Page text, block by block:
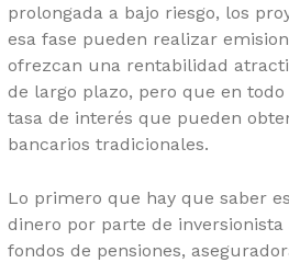
prolongada a bajo riesgo, los
esa fase pueden realizar
ofrezcan una rentabilidad
de largo plazo, pero que en
tasa de interés que pueden
bancarios tradicionales.
Lo primero que hay que saber
dinero por parte de
fondos de pensiones,